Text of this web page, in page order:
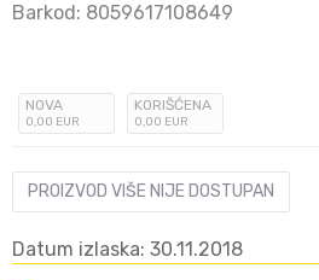
Barkod: 8059617108649
NOVA
0,00 EUR
KORIŠĆENA
0,00 EUR
PROIZVOD VIŠE NIJE DOSTUPAN
Datum izlaska: 30.11.2018